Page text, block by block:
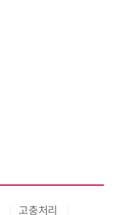
고충처리